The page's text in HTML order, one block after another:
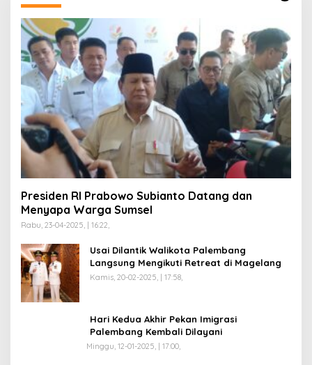
Presiden RI Prabowo Subianto Datang dan
Menyapa Warga Sumsel
Rabu, 23-04-2025, | 16:22,
Usai Dilantik Walikota Palembang
Langsung Mengikuti Retreat di Magelang
Kamis, 20-02-2025, | 17:58,
Hari Kedua Akhir Pekan Imigrasi
Palembang Kembali Dilayani
Minggu, 12-01-2025, | 17:00,